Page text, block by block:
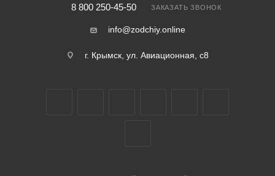
8 800 250-45-50 ЗАКАЗАТЬ ЗВОНОК
info@zodchiy.online
г. Крымск, ул. Авиационная, с8